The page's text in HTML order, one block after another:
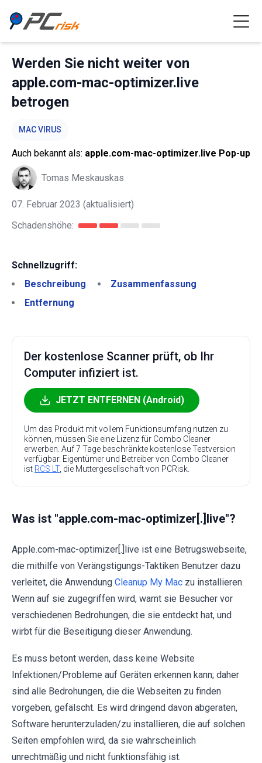
Werden Sie nicht weiter von
apple.com-mac-optimizer.live
betrogen
MAC VIRUS
Auch bekannt als: apple.com-mac-optimizer.live Pop-up
Tomas Meskauskas
07. Februar 2023 (aktualisiert)
Schadenshöhe:
Schnellzugriff:
Beschreibung
Zusammenfassung
Entfernung
Der kostenlose Scanner prüft, ob Ihr
Computer infiziert ist.
JETZT ENTFERNEN (Android)
Um das Produkt mit vollem Funktionsumfang nutzen zu
können, müssen Sie eine Lizenz für Combo Cleaner
erwerben. Auf 7 Tage beschränkte kostenlose Testversion
verfügbar. Eigentümer und Betreiber von Combo Cleaner
ist RCS LT, die Muttergesellschaft von PCRisk.
Was ist "apple.com-mac-optimizer[.]live"?
Apple.com-mac-optimizer[.]live ist eine Betrugswebseite,
die mithilfe von Verängstigungs-Taktiken Benutzer dazu
verleitet, die Anwendung Cleanup My Mac zu installieren.
Wenn auf sie zugegriffen wird, warnt sie Besucher vor
verschiedenen Bedrohungen, die sie entdeckt hat, und
wirbt für die Beseitigung dieser Anwendung.
Es muss betont werden, dass keine Website
Infektionen/Probleme auf Geräten erkennen kann; daher
sind alle Bedrohungen, die die Webseiten zu finden
vorgeben, gefälscht. Es wird dringend davon abgeraten,
Software herunterzuladen/zu installieren, die auf solchen
Seiten empfohlen wird, da sie wahrscheinlich
unrechtmäßig und nicht funktionsfähig ist.